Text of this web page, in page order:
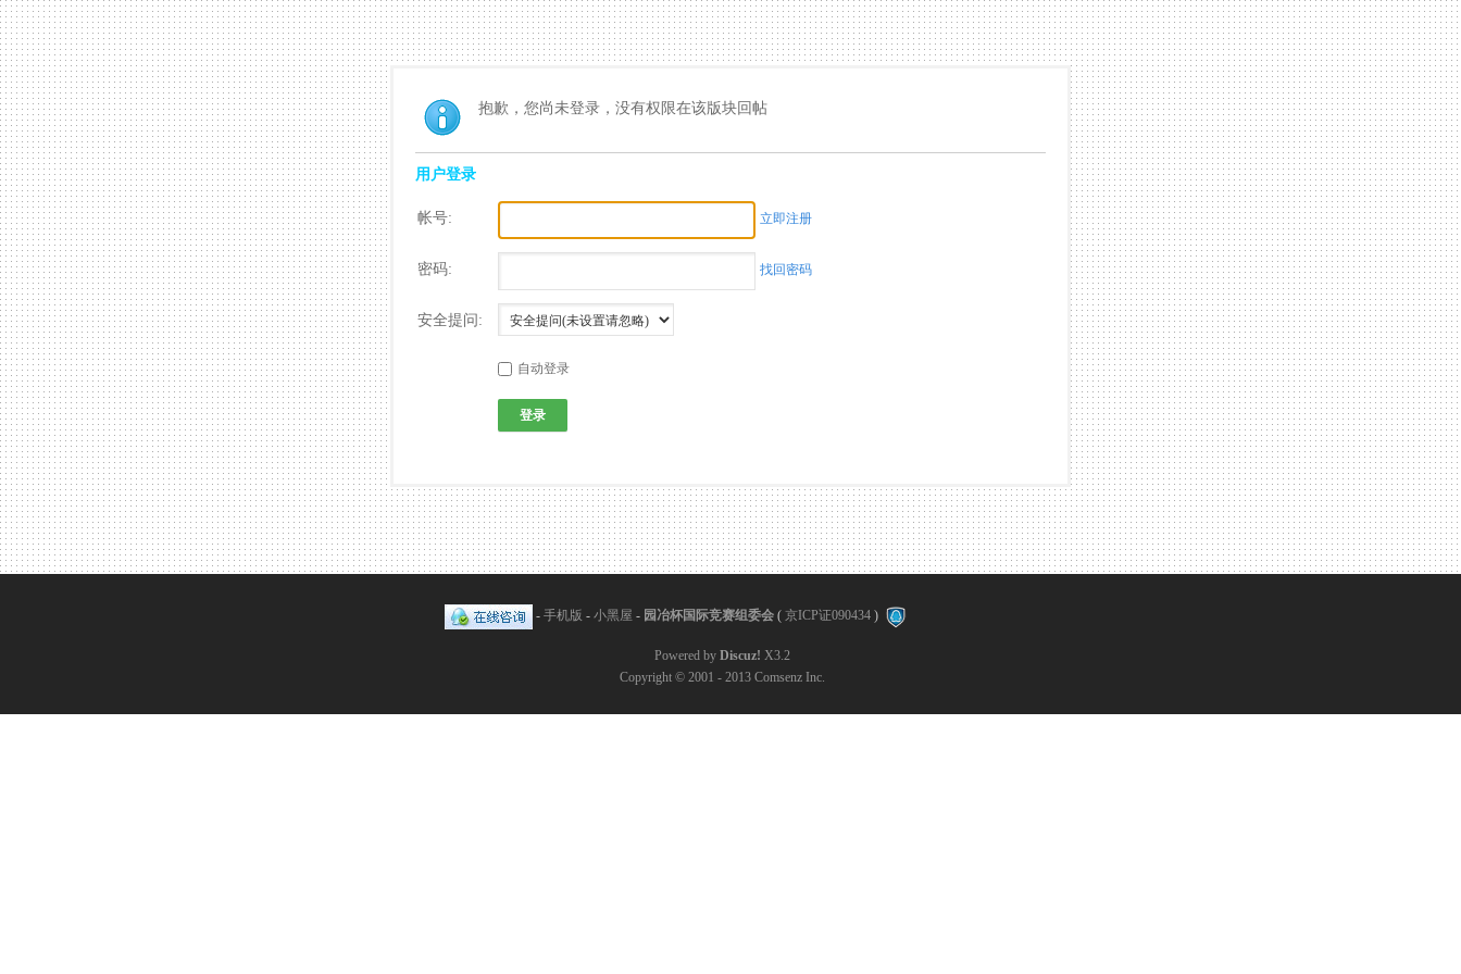
抱歉，您尚未登录，没有权限在该版块回帖
用户登录
帐号: 立即注册
密码: 找回密码
安全提问:
自动登录
登录
- 手机版 - 小黑屋 - 园冶杯国际竞赛组委会 ( 京ICP证090434 )
Powered by Discuz! X3.2
Copyright © 2001 - 2013 Comsenz Inc.